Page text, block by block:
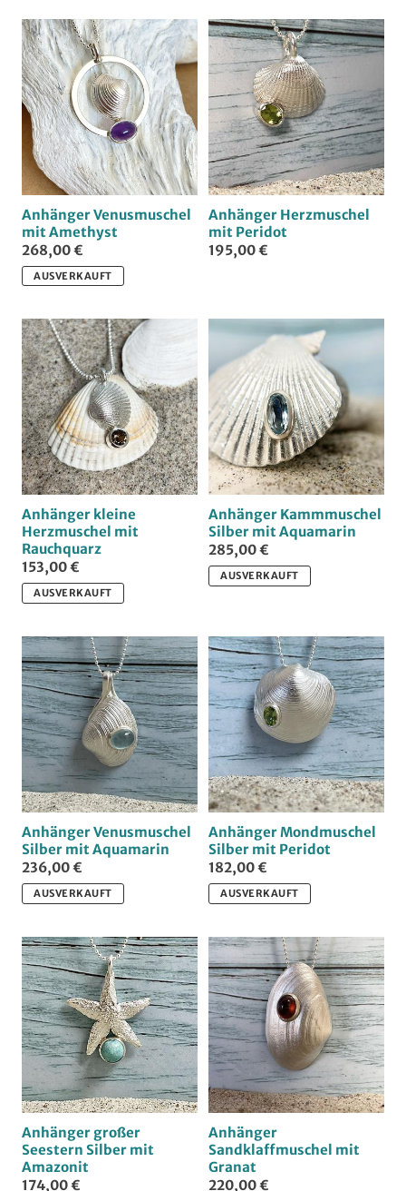
Anhänger Venusmuschel
mit Amethyst
268,00 €
AUSVERKAUFT
Anhänger Herzmuschel
mit Peridot
195,00 €
Anhänger kleine
Herzmuschel mit
Rauchquarz
153,00 €
AUSVERKAUFT
Anhänger Kammmuschel
Silber mit Aquamarin
285,00 €
AUSVERKAUFT
Anhänger Venusmuschel
Silber mit Aquamarin
236,00 €
AUSVERKAUFT
Anhänger Mondmuschel
Silber mit Peridot
182,00 €
AUSVERKAUFT
Anhänger großer
Seestern Silber mit
Amazonit
174,00 €
Anhänger
Sandklaffmuschel mit
Granat
220,00 €